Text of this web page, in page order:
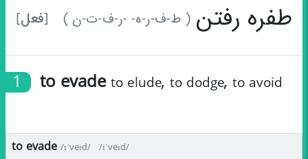
[فعل] طفره رفتن ( ط-ف-ر-ه- -ر-ف-ت-ن )
1 to evade to elude
, to dodge
, to avoid
to evade /ɪˈveɪd/ /ɪˈveɪd/